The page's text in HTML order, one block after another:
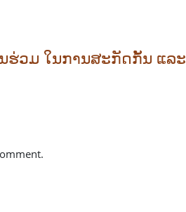
ວມ ໃນການສະກັດກັ້ນ ແລ